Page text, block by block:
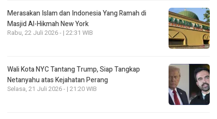
Merasakan Islam dan Indonesia Yang Ramah di
Masjid Al-Hikmah New York
Rabu, 22 Juli 2026 - | 22:31 WIB
Wali Kota NYC Tantang Trump, Siap Tangkap
Netanyahu atas Kejahatan Perang
Selasa, 21 Juli 2026 - | 21:20 WIB